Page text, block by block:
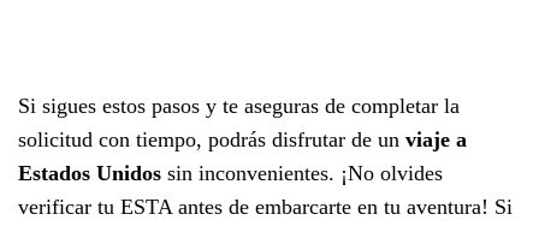
Si sigues estos pasos y te aseguras de completar la
solicitud con tiempo, podrás disfrutar de un viaje a
Estados Unidos sin inconvenientes. ¡No olvides
verificar tu ESTA antes de embarcarte en tu aventura! Si